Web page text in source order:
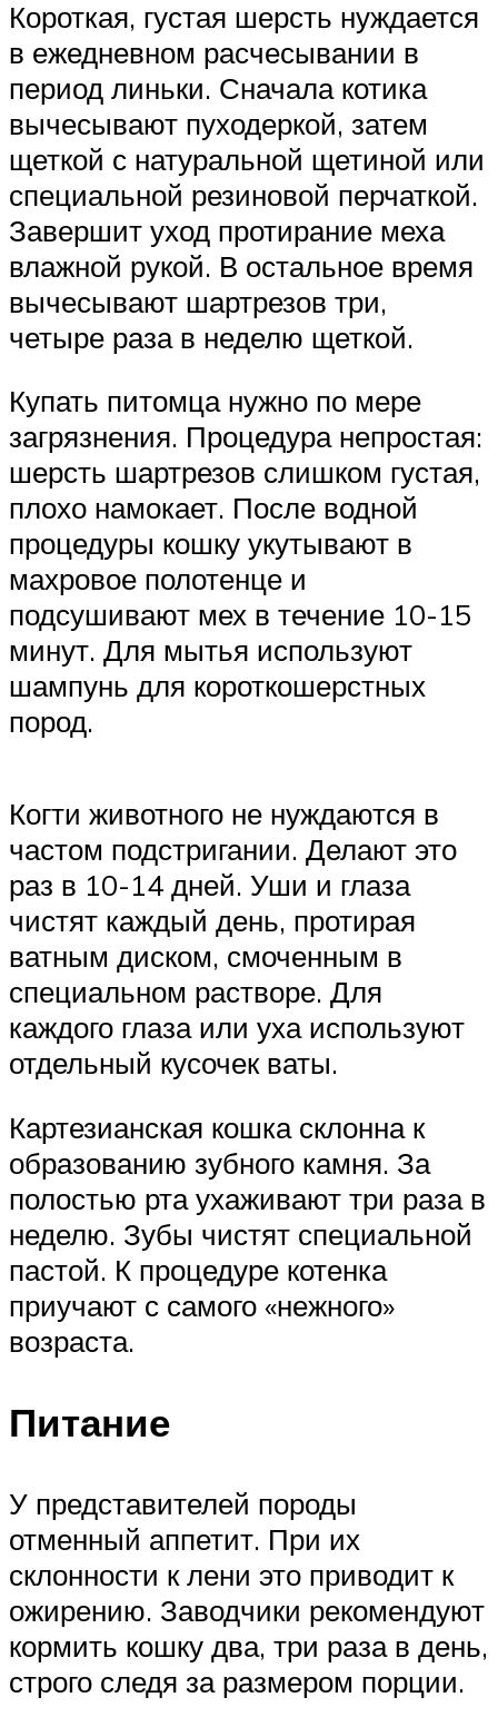
Короткая, густая шерсть нуждается
в ежедневном расчесывании в
период линьки. Сначала котика
вычесывают пуходеркой, затем
щеткой с натуральной щетиной или
специальной резиновой перчаткой.
Завершит уход протирание меха
влажной рукой. В остальное время
вычесывают шартрезов три,
четыре раза в неделю щеткой.
Купать питомца нужно по мере
загрязнения. Процедура непростая:
шерсть шартрезов слишком густая,
плохо намокает. После водной
процедуры кошку укутывают в
махровое полотенце и
подсушивают мех в течение 10-15
минут. Для мытья используют
шампунь для короткошерстных
пород.
Когти животного не нуждаются в
частом подстригании. Делают это
раз в 10-14 дней. Уши и глаза
чистят каждый день, протирая
ватным диском, смоченным в
специальном растворе. Для
каждого глаза или уха используют
отдельный кусочек ваты.
Картезианская кошка склонна к
образованию зубного камня. За
полостью рта ухаживают три раза в
неделю. Зубы чистят специальной
пастой. К процедуре котенка
приучают с самого «нежного»
возраста.
Питание
У представителей породы
отменный аппетит. При их
склонности к лени это приводит к
ожирению. Заводчики рекомендуют
кормить кошку два, три раза в день,
строго следя за размером порции.